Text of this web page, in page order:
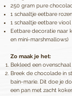
250 gram pure
1 schaaltje eetbare
1 schaaltje eetbare viool
Eetbare decoratie naar
en mini-marshmallows)
Zo maak je het:
Bekleed een
Breek de chocolade in
bain-marie. Dit doe je
een pan met zacht